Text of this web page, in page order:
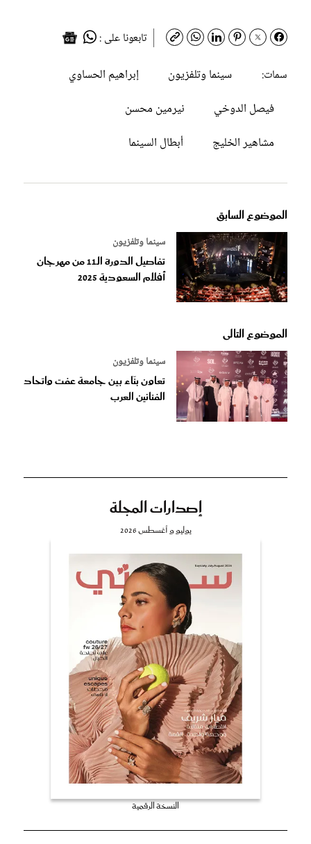
تابعونا على :
سمات:
سينما وتلفزيون
إبراهيم الحساوي
فيصل الدوخي
نيرمين محسن
مشاهير الخليج
أبطال السينما
الموضوع السابق
سينما وتلفزيون
تفاصيل الدورة الـ11 من مهرجان
أفلام السعودية 2025
الموضوع التالى
سينما وتلفزيون
تعاون بنّاء بين جامعة عفت واتحاد
الفنانين العرب
إصدارات المجلة
يوليو و أغسطس 2026
النسخة الرقمية